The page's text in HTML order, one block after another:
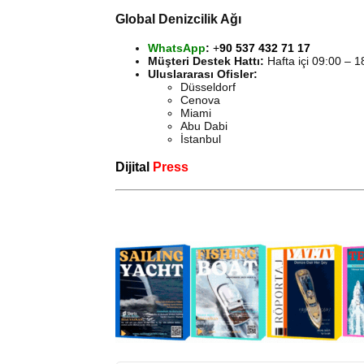
Global Denizcilik Ağı
WhatsApp: +90 537 432 71 17
Müşteri Destek Hattı: Hafta içi 09:00 –
Uluslararası Ofisler:
Düsseldorf
Cenova
Miami
Abu Dabi
İstanbul
Dijital Press